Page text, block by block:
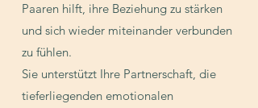
Paaren hilft, ihre Beziehung zu stärken
und sich wieder miteinander verbunden
zu fühlen.
Sie unterstützt Ihre Partnerschaft, die
tieferliegenden emotionalen